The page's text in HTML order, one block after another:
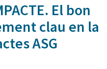
El bon
clau en la
ASG